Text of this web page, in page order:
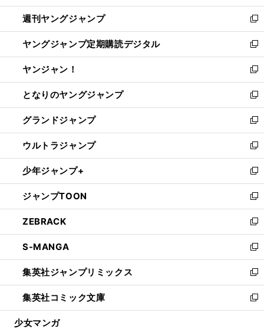
開
く
ウ
で
開
く
ン
ド
ウ
で
開
く
ウ
ィ
ン
ド
ウ
で
開
く
週刊ヤングジャンプ
新
し
い
ウ
ィ
ン
ド
ウ
で
開
く
ヤングジャンプ定期購読デジタル
新
し
い
ウ
ィ
ン
ド
ウ
で
開
く
ヤンジャン！
新
し
い
ウ
ィ
ン
ド
ウ
で
開
く
となりのヤングジャンプ
新
し
い
ウ
ィ
ン
ド
ウ
で
開
く
グランドジャンプ
新
し
い
ウ
ィ
ン
ド
ウ
で
開
く
ウルトラジャンプ
新
し
い
ウ
ィ
ン
ド
ウ
で
開
く
少年ジャンプ+
新
し
い
ウ
ィ
ン
ド
ウ
で
開
く
ジャンプTOON
新
し
い
ウ
ィ
ン
ド
ウ
で
開
ZEBRACK
新
し
い
ウ
ィ
ン
ド
ウ
S-MANGA
新
し
い
ウ
ィ
ン
集英社ジャンプリミックス
新
し
い
ウ
集英社コミック文庫
新
し
少女マンガ